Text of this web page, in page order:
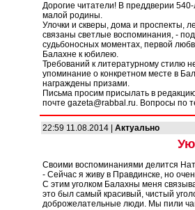
Дорогие читатели! В преддверии
малой родины.
Улочки и скверы, дома и проспекты,
связаны светлые воспоминания, -
судьбоносных моментах, первой
Балахне к юбилею.
Требований к литературному стилю
упоминание о конкретном месте в
награждены призами.
Письма просим присылать в
почте gazeta@rabbal.ru. Вопросы по
22:59 11.08.2014 | Актуально
Своими воспоминаниями делится
- Сейчас я живу в Правдинске, но
С этим уголком Балахны меня
это был самый красивый, чистый
доброжелательные люди. Мы пили